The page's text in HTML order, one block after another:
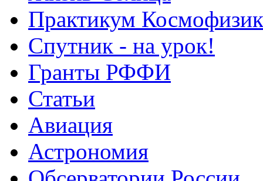
Практикум
Спутник - на урок!
Гранты РФФИ
Статьи
Авиация
Астрономия